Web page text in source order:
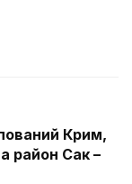
Крим,
район Сак –